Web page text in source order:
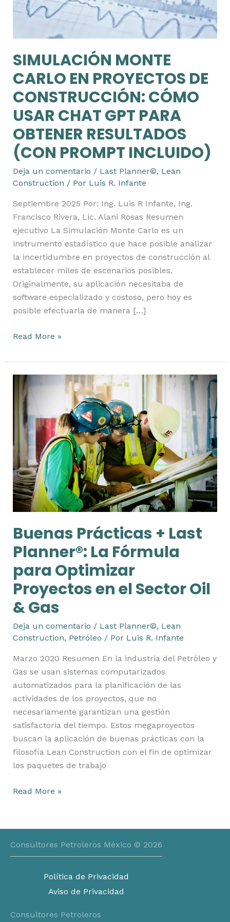
SIMULACIÓN MONTE
CARLO EN PROYECTOS DE
CONSTRUCCIÓN: CÓMO
USAR CHAT GPT PARA
OBTENER RESULTADOS
(CON PROMPT INCLUIDO)
Deja un comentario / Last Planner©, Lean
Construction / Por Luis R. Infante
Septiembre 2025 Por: Ing. Luis R Infante, Ing.
Francisco Rivera, Lic. Alani Rosas Resumen
ejecutivo La Simulación Monte Carlo es un
instrumento estadístico que hace posible analizar
la incertidumbre en proyectos de construcción al
establecer miles de escenarios posibles.
Originalmente, su aplicación necesitaba de
software especializado y costoso, pero hoy es
posible efectuarla de manera […]
USAR
GPT
PARA
OBTENER
RESULTADOS
(CON
PROMPT
INCLUIDO)
Read More »
Buenas Prácticas + Last
Planner®: La Fórmula
para Optimizar
Proyectos en el Sector Oil
& Gas
Deja un comentario / Last Planner©, Lean
Construction, Petróleo / Por Luis R. Infante
Marzo 2020 Resumen En la industria del Petróleo y
Gas se usan sistemas computarizados
automatizados para la planificación de las
actividades de los proyectos, que no
necesariamente garantizan una gestión
satisfactoria del tiempo. Estos megaproyectos
buscan la aplicación de buenas prácticas con la
filosofía Lean Construction con el fin de optimizar
los paquetes de trabajo
Buenas
Prácticas
Last
Planner®:
La
Fórmula
para
Optimizar
Proyectos
en
el
Sector
Oil
&
Gas
Read More »
Consultores Petroleros México © 2026
Política de Privacidad
Aviso de Privacidad
Consultores Petroleros